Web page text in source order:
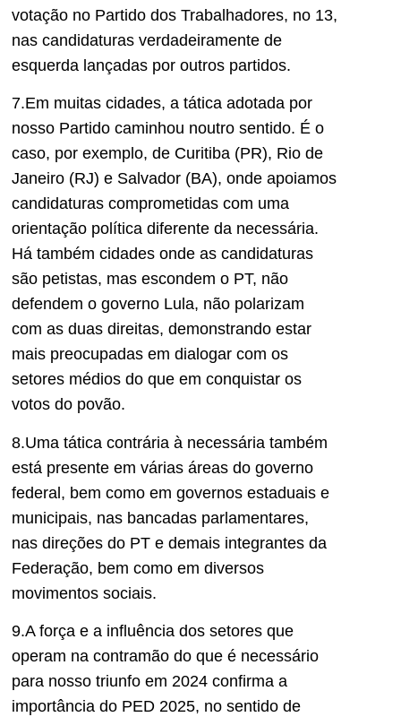
votação no Partido dos Trabalhadores, no 13,
nas candidaturas verdadeiramente de
esquerda lançadas por outros partidos.
7.Em muitas cidades, a tática adotada por
nosso Partido caminhou noutro sentido. É o
caso, por exemplo, de Curitiba (PR), Rio de
Janeiro (RJ) e Salvador (BA), onde apoiamos
candidaturas comprometidas com uma
orientação política diferente da necessária.
Há também cidades onde as candidaturas
são petistas, mas escondem o PT, não
defendem o governo Lula, não polarizam
com as duas direitas, demonstrando estar
mais preocupadas em dialogar com os
setores médios do que em conquistar os
votos do povão.
8.Uma tática contrária à necessária também
está presente em várias áreas do governo
federal, bem como em governos estaduais e
municipais, nas bancadas parlamentares,
nas direções do PT e demais integrantes da
Federação, bem como em diversos
movimentos sociais.
9.A força e a influência dos setores que
operam na contramão do que é necessário
para nosso triunfo em 2024 confirma a
importância do PED 2025, no sentido de